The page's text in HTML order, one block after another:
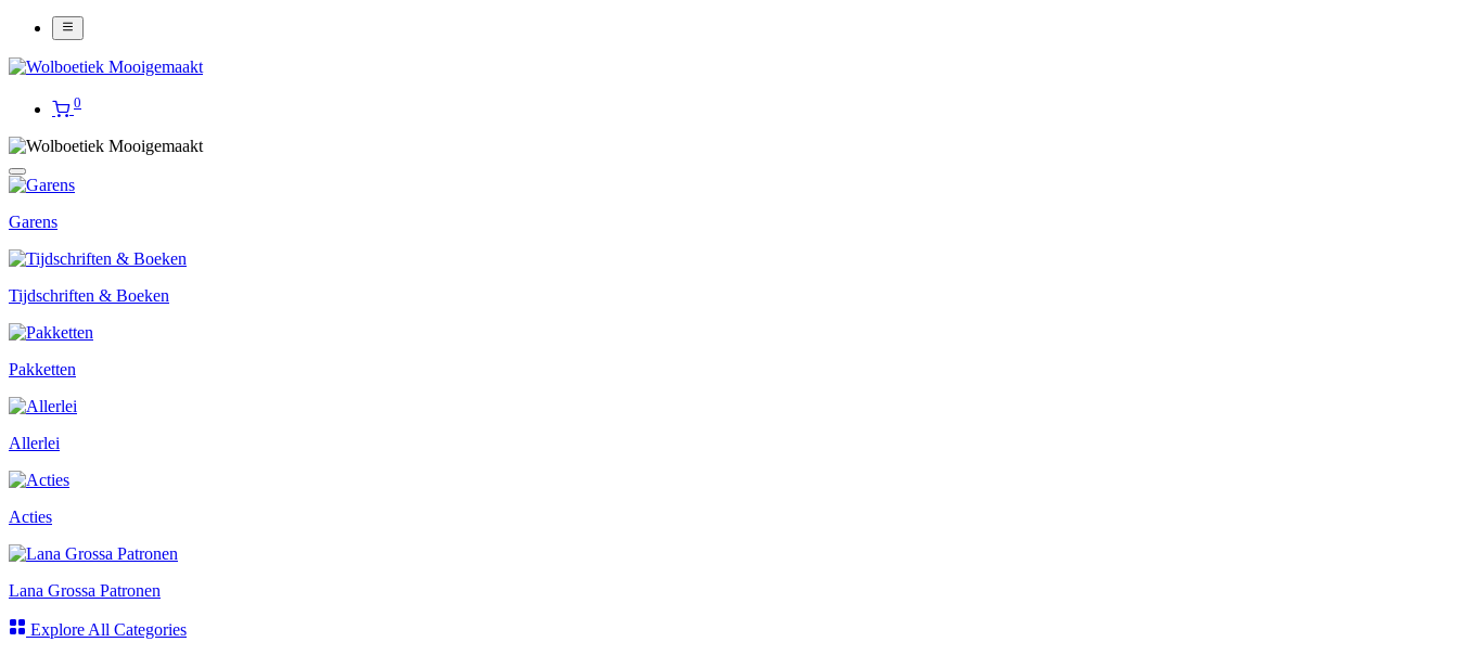
0
Garens
Tijdschriften & Boeken
Pakketten
Allerlei
Acties
Lana Grossa Patronen
Explore All Categories